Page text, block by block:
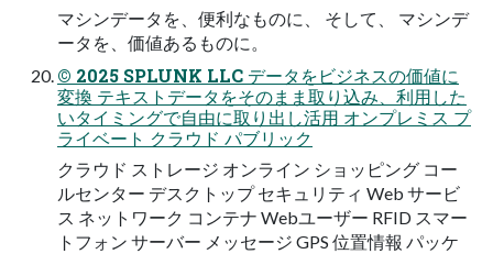
マシンデータを、便利なものに、 そして、 マシンデ
ータを、価値あるものに。
© 2025 SPLUNK LLC データをビジネスの価値に
変換 テキストデータをそのまま取り込み、利用した
いタイミングで自由に取り出し活用 オンプレミス プ
ライベート クラウド パブリック
クラウド ストレージ オンライン ショッピング コー
ルセンター デスクトップ セキュリティ Web サービ
ス ネットワーク コンテナ Webユーザー RFID スマー
トフォン サーバー メッセージ GPS 位置情報 パッケ